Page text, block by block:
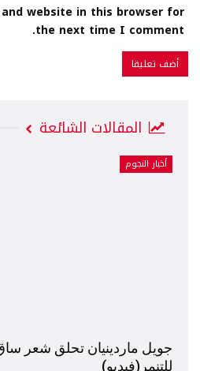
website in this browser for
the next time I comment.
المقالات الشائعة
أخبار النجوم
جويل ماردينيان تحلق شعر ساق
للتنمر(فيديو)